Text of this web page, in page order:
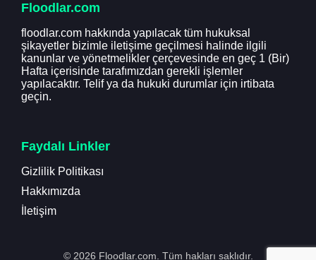
Floodlar.com
floodlar.com hakkında yapılacak tüm hukuksal
şikayetler bizimle iletişime geçilmesi halinde ilgili
kanunlar ve yönetmelikler çerçevesinde en geç 1 (Bir)
Hafta içerisinde tarafımızdan gerekli işlemler
yapılacaktır. Telif ya da hukuki durumlar için irtibata
geçin.
Faydalı Linkler
Gizlilik Politikası
Hakkımızda
İletişim
© 2026 Floodlar.com. Tüm hakları saklıdır.